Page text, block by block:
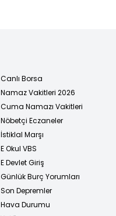
Canlı Borsa
Namaz Vakitleri 2026
Cuma Namazı Vakitleri
Nöbetçi Eczaneler
İstiklal Marşı
E Okul VBS
E Devlet Giriş
Günlük Burç Yorumları
Son Depremler
Hava Durumu